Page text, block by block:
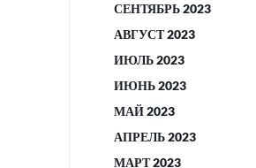
СЕНТЯБРЬ 2023
АВГУСТ 2023
ИЮЛЬ 2023
ИЮНЬ 2023
МАЙ 2023
АПРЕЛЬ 2023
МАРТ 2023